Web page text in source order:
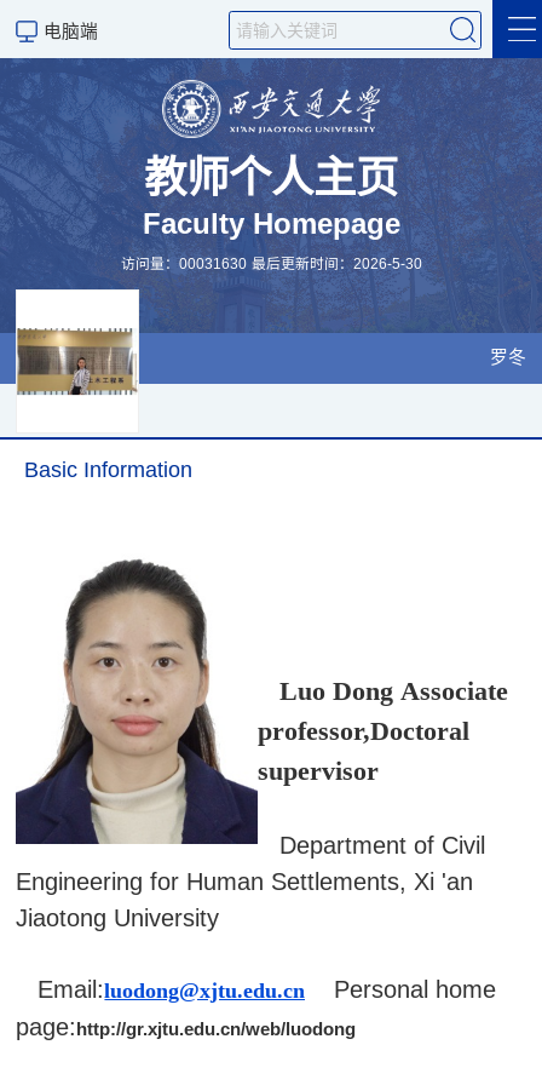
电脑端
Welcome
English version
科学研究
教师个人主页
Faculty Homepage
访问量：00031630 最后更新时间：2026-5-30
罗冬
Basic Information
Luo Dong Associate
professor,Doctoral
supervisor
Department of Civil
Engineering for Human Settlements, Xi 'an
Jiaotong University
Email:luodong@xjtu.edu.cn
Personal home
page:http://gr.xjtu.edu.cn/web/luodong